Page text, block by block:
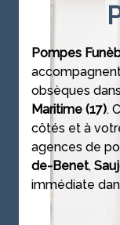
Pompes
obsèques
Maritime (17).
côtés et à
agences de
de-Benet,
immédiate